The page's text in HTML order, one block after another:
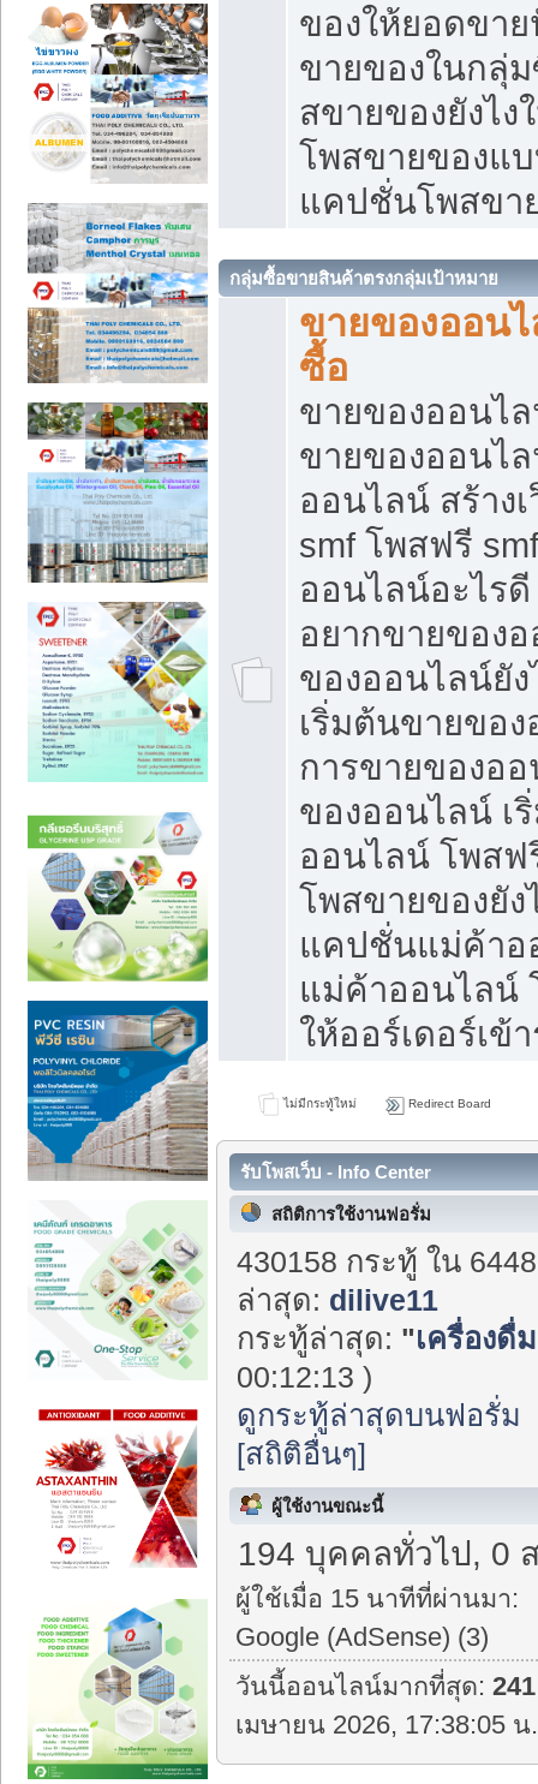
ของให้ยอดขา
ขายของในกลุ่
สขายของยังไ
โพสขายของแ
แคปชั่นโพสขา
กลุ่มซื้อขายสินค้าตรงกลุ่มเป้าหมาย
ขายของออน
ซื้อ
ขายของออนไล
ขายของออนไ
ออนไลน์ สร้าง
smf โพสฟรี
ออนไลน์อะไร
อยากขายของ
ของออนไลน์ยั
เริ่มต้นขายของ
การขายของอ
ของออนไลน์ เ
ออนไลน์ โพส
โพสขายของยัง
แคปชั่นแม่ค้า
แม่ค้าออนไลน์
ให้ออร์เดอร์เข้
ไม่มีกระทู้ใหม่ Redirect Board
รับโพสเว็บ - Info Center
สถิติการใช้งานฟอรั่ม
430158 กระทู้ ใน
ล่าสุด: dilive11
กระทู้ล่าสุด: "เครื่องดื่
00:12:13 )
ดูกระทู้ล่าสุดบนฟอรั่ม
[สถิติอื่นๆ]
ผู้ใช้งานขณะนี้
194 บุคคลทั่วไป, 0
ผู้ใช้เมื่อ 15 นาทีที่ผ่านมา:
Google (AdSense) (3)
วันนี้ออนไลน์มากที่สุด:241
เมษายน 2026, 17:38:05 น